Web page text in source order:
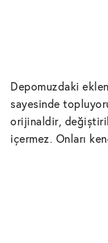
Depomuzdaki
sayesinde
orijinaldir,
içermez. Onları